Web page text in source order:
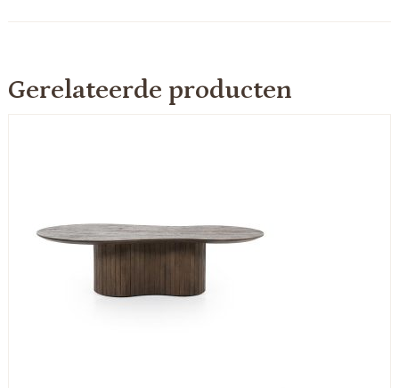
Gerelateerde producten